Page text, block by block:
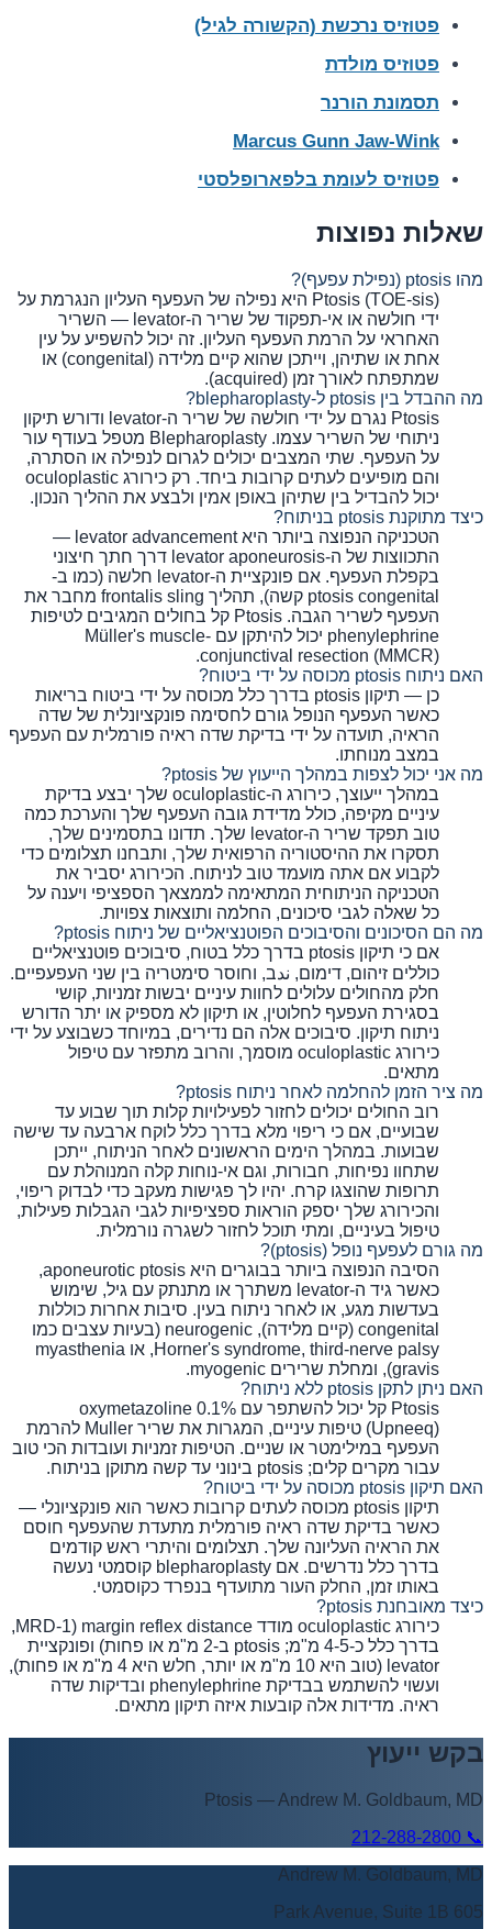
פטוזיס נרכשת (הקשורה לגיל)
פטוזיס מולדת
תסמונת הורנר
Marcus Gunn Jaw-Wink
פטוזיס לעומת בלפארופלסטי
שאלות נפוצות
מהו ptosis (נפילת עפעף)?
Ptosis (TOE-sis) היא נפילה של העפעף העליון הנגרמת על
ידי חולשה או אי-תפקוד של שריר ה-levator — השריר
האחראי על הרמת העפעף העליון. זה יכול להשפיע על עין
אחת או שתיהן, וייתכן שהוא קיים מלידה (congenital) או
שמתפתח לאורך זמן (acquired).
מה ההבדל בין ptosis ל-blepharoplasty?
Ptosis נגרם על ידי חולשה של שריר ה-levator ודורש תיקון
ניתוחי של השריר עצמו. Blepharoplasty מטפל בעודף עור
על העפעף. שתי המצבים יכולים לגרום לנפילה או הסתרה,
והם מופיעים לעתים קרובות ביחד. רק כירורג oculoplastic
יכול להבדיל בין שתיהן באופן אמין ולבצע את ההליך הנכון.
כיצד מתוקנת ptosis בניתוח?
הטכניקה הנפוצה ביותר היא levator advancement —
התכווצות של ה-levator aponeurosis דרך חתך חיצוני
בקפלת העפעף. אם פונקציית ה-levator חלשה (כמו ב-
ptosis congenital קשה), תהליך frontalis sling מחבר את
העפעף לשריר הגבה. Ptosis קל בחולים המגיבים לטיפות
phenylephrine יכול להיתקן עם Müller's muscle-
conjunctival resection (MMCR).
האם ניתוח ptosis מכוסה על ידי ביטוח?
כן — תיקון ptosis בדרך כלל מכוסה על ידי ביטוח בריאות
כאשר העפעף הנופל גורם לחסימה פונקציונלית של שדה
הראיה, תועדה על ידי בדיקת שדה ראיה פורמלית עם העפעף
במצב מנוחתו.
מה אני יכול לצפות במהלך הייעוץ של ptosis?
במהלך ייעוצך, כירורג ה-oculoplastic שלך יבצע בדיקת
עיניים מקיפה, כולל מדידת גובה העפעף שלך והערכת כמה
טוב תפקד שריר ה-levator שלך. תדונו בתסמינים שלך,
תסקרו את ההיסטוריה הרפואית שלך, ותבחנו תצלומים כדי
לקבוע אם אתה מועמד טוב לניתוח. הכירורג יסביר את
הטכניקה הניתוחית המתאימה לממצאך הספציפי ויענה על
כל שאלה לגבי סיכונים, החלמה ותוצאות צפויות.
מה הם הסיכונים והסיבוכים הפוטנציאליים של ניתוח ptosis?
אם כי תיקון ptosis בדרך כלל בטוח, סיבוכים פוטנציאליים
כוללים זיהום, דימום, ندב, וחוסר סימטריה בין שני העפעפיים.
חלק מהחולים עלולים לחוות עיניים יבשות זמניות, קושי
בסגירת העפעף לחלוטין, או תיקון לא מספיק או יתר הדורש
ניתוח תיקון. סיבוכים אלה הם נדירים, במיוחד כשבוצע על ידי
כירורג oculoplastic מוסמך, והרוב מתפזר עם טיפול
מתאים.
מה ציר הזמן להחלמה לאחר ניתוח ptosis?
רוב החולים יכולים לחזור לפעילויות קלות תוך שבוע עד
שבועיים, אם כי ריפוי מלא בדרך כלל לוקח ארבעה עד שישה
שבועות. במהלך הימים הראשונים לאחר הניתוח, ייתכן
שתחוו נפיחות, חבורות, וגם אי-נוחות קלה המנוהלת עם
תרופות שהוצגו קרח. יהיו לך פגישות מעקב כדי לבדוק ריפוי,
והכירורג שלך יספק הוראות ספציפיות לגבי הגבלות פעילות,
טיפול בעיניים, ומתי תוכל לחזור לשגרה נורמלית.
מה גורם לעפעף נופל (ptosis)?
הסיבה הנפוצה ביותר בבוגרים היא aponeurotic ptosis,
כאשר גיד ה-levator משתרך או מתנתק עם גיל, שימוש
בעדשות מגע, או לאחר ניתוח בעין. סיבות אחרות כוללות
congenital (קיים מלידה), neurogenic (בעיות עצבים כמו
Horner's syndrome, third-nerve palsy, או myasthenia
gravis), ומחלת שרירים myogenic.
האם ניתן לתקן ptosis ללא ניתוח?
Ptosis קל יכול להשתפר עם oxymetazoline 0.1%
(Upneeq) טיפות עיניים, המגרות את שריר Muller להרמת
העפעף במילימטר או שניים. הטיפות זמניות ועובדות הכי טוב
עבור מקרים קלים; ptosis בינוני עד קשה מתוקן בניתוח.
האם תיקון ptosis מכוסה על ידי ביטוח?
תיקון ptosis מכוסה לעתים קרובות כאשר הוא פונקציונלי —
כאשר בדיקת שדה ראיה פורמלית מתעדת שהעפעף חוסם
את הראיה העליונה שלך. תצלומים והיתרי ראש קודמים
בדרך כלל נדרשים. אם blepharoplasty קוסמטי נעשה
באותו זמן, החלק העור מתועדף בנפרד כקוסמטי.
כיצד מאובחנת ptosis?
כירורג oculoplastic מודד margin reflex distance (MRD-1,
בדרך כלל כ-4-5 מ"מ; ptosis ב-2 מ"מ או פחות) ופונקציית
levator (טוב היא 10 מ"מ או יותר, חלש היא 4 מ"מ או פחות),
ועשוי להשתמש בבדיקת phenylephrine ובדיקות שדה
ראיה. מדידות אלה קובעות איזה תיקון מתאים.
בקש ייעוץ
Ptosis —Andrew M. Goldbaum, MD
📞
212-288-2800
Andrew M. Goldbaum, MD
605 Park Avenue, Suite 1B